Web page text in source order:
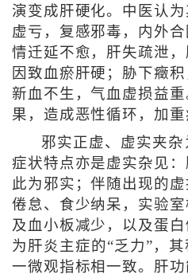
演变成肝硬化。中医认
虚亏，复感邪毒，内外
情迁延不愈，肝失疏泄，
因致血瘀肝硬；胁下癥
新血不生，气血虚损益
果，造成恶性循环，加重
邪实正虚、虚实夹
症状特点亦是虚实杂见：
此为邪实；伴随出现的
倦怠、食少纳呆，实验
及血小板减少，以及蛋
为肝炎主症的“乏力”，
一微观指标相一致。肝